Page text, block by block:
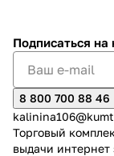
Подписаться на
8 800 700 88 46
Торговый
выдачи интернет